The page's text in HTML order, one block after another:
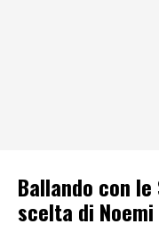
Ballando con
scelta di